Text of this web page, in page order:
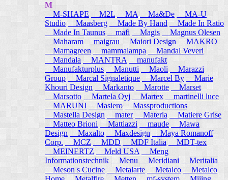
M
M-SHAPE
M2L MA Ma&De
MA-U
Studio
Maasberg Made By Hand
Made In Ratio
Made In Taunus
mafi Magis
Magnus Olesen
Maharam
maigrau Maiori Design
MAKRO
Mamagreen
mammalampa
Mandal Veveri
Mandala
MANTRA
manufakt
Manufakturplus
Manutti Maoli
Marazzi
Group
Marcal Signaletique Marcel By
Marie
Khouri Design
Markanto Marotte
Marset
Marsotto
Martela Oyj Martex
martinelli luce
MARUNI
Masiero
Massproductions
Mastella Design
mater Materia
Matiere Grise
Matteo Brioni
Mattiazzi maude
Mawa
Design
Maxalto Maxdesign
Maya Romanoff
Corp.
MCZ MDD MDF Italia
MDT-tex
MEINERTZ
Meld USA
Meng
Informationstechnik
Menu Meridiani
Meritalia
Meson s Cucine
Metalarte Metalco
Metalco